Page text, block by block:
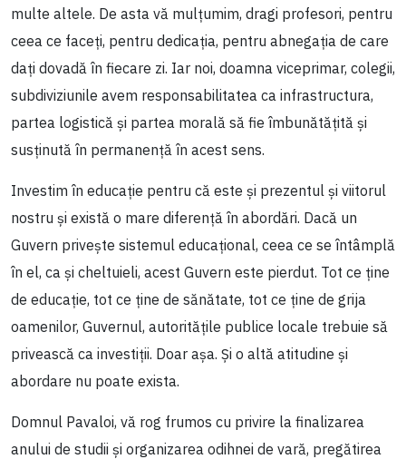
multe altele. De asta vă mulțumim, dragi profesori, pentru
ceea ce faceți, pentru dedicația, pentru abnegația de care
dați dovadă în fiecare zi. Iar noi, doamna viceprimar, colegii,
subdiviziunile avem responsabilitatea ca infrastructura,
partea logistică și partea morală să fie îmbunătățită și
susținută în permanență în acest sens.
Investim în educație pentru că este și prezentul și viitorul
nostru și există o mare diferență în abordări. Dacă un
Guvern privește sistemul educațional, ceea ce se întâmplă
în el, ca și cheltuieli, acest Guvern este pierdut. Tot ce ține
de educație, tot ce ține de sănătate, tot ce ține de grija
oamenilor, Guvernul, autoritățile publice locale trebuie să
privească ca investiții. Doar așa. Și o altă atitudine și
abordare nu poate exista.
Domnul Pavaloi, vă rog frumos cu privire la finalizarea
anului de studii și organizarea odihnei de vară, pregătirea